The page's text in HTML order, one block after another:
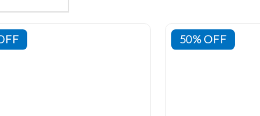
50% OFF